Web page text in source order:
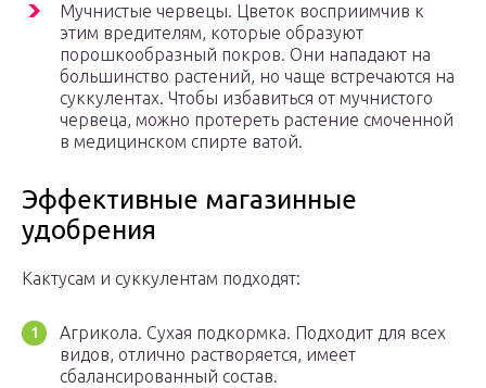
Мучнистые червецы. Цветок восприимчив к
этим вредителям, которые образуют
порошкообразный покров. Они нападают на
большинство растений, но чаще встречаются на
суккулентах. Чтобы избавиться от мучнистого
червеца, можно протереть растение смоченной
в медицинском спирте ватой.
Эффективные магазинные
удобрения
Кактусам и суккулентам подходят:
Агрикола. Сухая подкормка. Подходит для всех
видов, отлично растворяется, имеет
сбалансированный состав.